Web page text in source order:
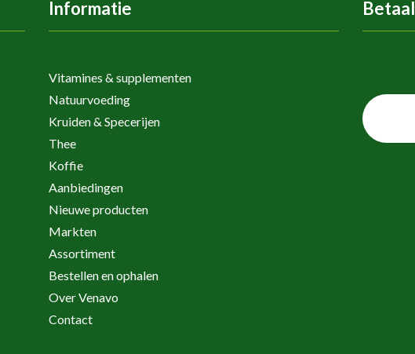
Informatie
Vitamines & supplementen
Natuurvoeding
Kruiden & Specerijen
Thee
Koffie
Aanbiedingen
Nieuwe producten
Markten
Assortiment
Bestellen en ophalen
Over Venavo
Contact